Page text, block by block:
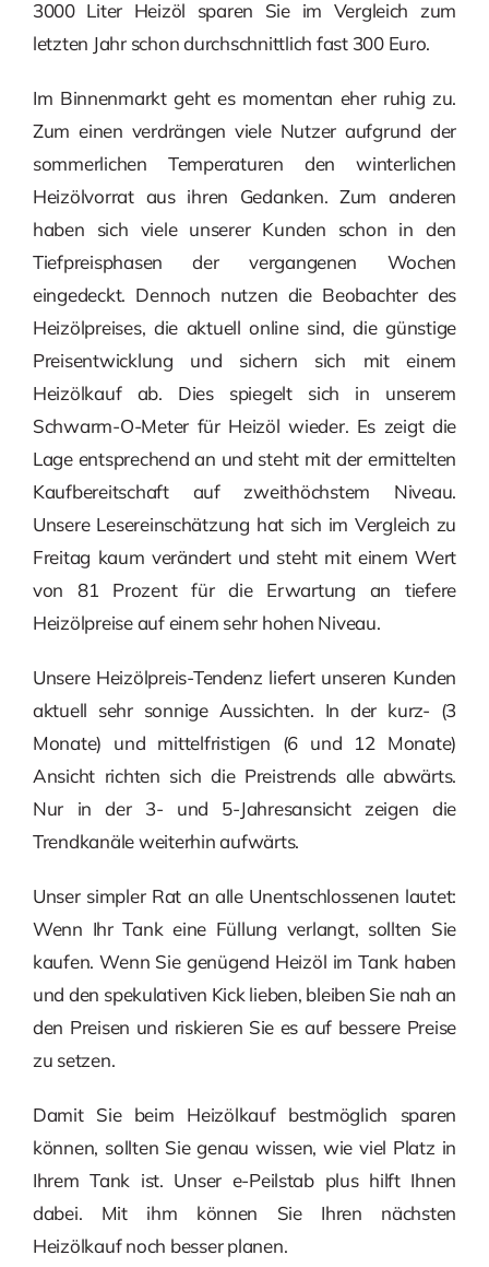
3000 Liter Heizöl sparen Sie im Vergleich zum
letzten Jahr schon durchschnittlich fast 300 Euro.
Im Binnenmarkt geht es momentan eher ruhig zu.
Zum einen verdrängen viele Nutzer aufgrund der
sommerlichen Temperaturen den winterlichen
Heizölvorrat aus ihren Gedanken. Zum anderen
haben sich viele unserer Kunden schon in den
Tiefpreisphasen der vergangenen Wochen
eingedeckt. Dennoch nutzen die Beobachter des
Heizölpreises, die aktuell online sind, die günstige
Preisentwicklung und sichern sich mit einem
Heizölkauf ab. Dies spiegelt sich in unserem
Schwarm-O-Meter für Heizöl wieder. Es zeigt die
Lage entsprechend an und steht mit der ermittelten
Kaufbereitschaft auf zweithöchstem Niveau.
Unsere Lesereinschätzung hat sich im Vergleich zu
Freitag kaum verändert und steht mit einem Wert
von 81 Prozent für die Erwartung an tiefere
Heizölpreise auf einem sehr hohen Niveau.
Unsere Heizölpreis-Tendenz liefert unseren Kunden
aktuell sehr sonnige Aussichten. In der kurz- (3
Monate) und mittelfristigen (6 und 12 Monate)
Ansicht richten sich die Preistrends alle abwärts.
Nur in der 3- und 5-Jahresansicht zeigen die
Trendkanäle weiterhin aufwärts.
Unser simpler Rat an alle Unentschlossenen lautet:
Wenn Ihr Tank eine Füllung verlangt, sollten Sie
kaufen. Wenn Sie genügend Heizöl im Tank haben
und den spekulativen Kick lieben, bleiben Sie nah an
den Preisen und riskieren Sie es auf bessere Preise
zu setzen.
Damit Sie beim Heizölkauf bestmöglich sparen
können, sollten Sie genau wissen, wie viel Platz in
Ihrem Tank ist. Unser e-Peilstab plus hilft Ihnen
dabei. Mit ihm können Sie Ihren nächsten
Heizölkauf noch besser planen.